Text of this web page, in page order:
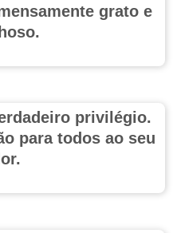
grato e
privilégio.
para todos ao seu